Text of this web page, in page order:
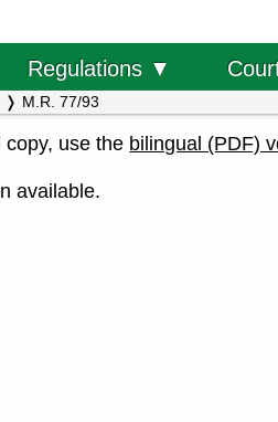
Regulations ▼
M.R. 77/93
copy, use the bilingual (PDF)
available.